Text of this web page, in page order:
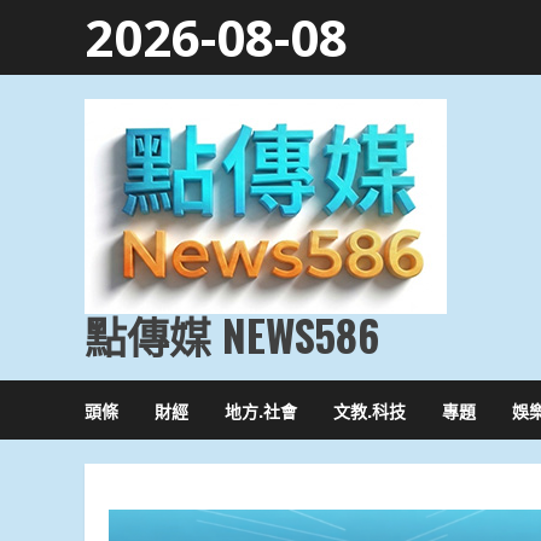
2026-08-08
點傳媒 NEWS586
頭條 財經 地方.社會 文教.科技 專題 娛